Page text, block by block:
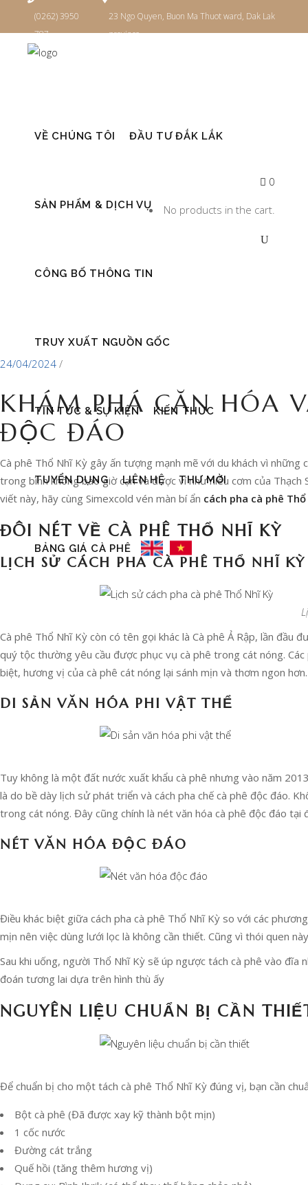
(0262) 3950
787
23 Ngo Quyen, Buon Ma Thuot ward, Dak Lak
province
VỀ CHÚNG TÔI ĐẦU TƯ ĐẮK LẮK
SẢN PHẨM & DỊCH VỤ
CÔNG BỐ THÔNG TIN
TRUY XUẤT NGUỒN GỐC
TIN TỨC & SỰ KIỆN KIẾN THỨC
TUYỂN DỤNG LIÊN HỆ THƯ MỜI
BẢNG GIÁ CÀ PHÊ
0
No products in the cart.
24/04/2024
KHÁM PHÁ CĂN HÓA
ĐỘC ĐÁO
Cà phê Thổ Nhĩ Kỳ gây ấn tượng mạnh mẽ với du khách vì
trong bình không bao giờ cạn và được ví như niêu cơm của
viết này, hãy cùng Simexcold vén màn bí ẩn cách pha cà phê Thổ
ĐÔI NÉT VỀ CÀ PHÊ THỔ NHĨ KỲ
LỊCH SỬ CÁCH PHA CÀ PHÊ THỔ NHĨ KỲ
Cà phê Thổ Nhĩ Kỳ còn có tên gọi khác là Cà phê Ả Rập, lần đầu
quý tộc thường yêu cầu được phục vụ cà phê trong cát nóng.
biệt, hương vị của cà phê cát nóng lại sánh mịn và thơm ngon hơn.
DI SẢN VĂN HÓA PHI VẬT THỂ
Tuy không là một đất nước xuất khẩu cà phê nhưng vào năm
là do bề dày lịch sử phát triển và cách pha chế cà phê độc đáo.
trong cát nóng. Đây cũng chính là nét văn hóa cà phê độc đáo tại
NÉT VĂN HÓA ĐỘC ĐÁO
Điều khác biệt giữa cách pha cà phê Thổ Nhĩ Kỳ so với các
mịn nên việc dùng lưới lọc là không cần thiết. Cũng vì thói quen
Sau khi uống, người Thổ Nhĩ Kỳ sẽ úp ngược tách cà phê vào
đoán tương lai dựa trên hình thù ấy
NGUYÊN LIỆU CHUẨN BỊ CẦN
Để chuẩn bị cho một tách cà phê Thổ Nhĩ Kỳ đúng vị, bạn cần
Bột cà phê (Đã được xay kỹ thành bột mịn)
1 cốc nước
Đường cát trắng
Quế hồi (tăng thêm hương vị)